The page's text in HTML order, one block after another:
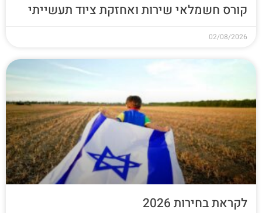
קורס חשמלאי שירות ואחזקת ציוד תעשייתי
02/08/2026
לקראת בחירות 2026